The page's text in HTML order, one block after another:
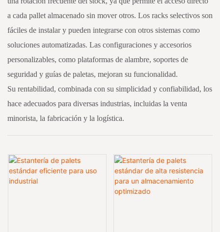
a cada pallet almacenado sin mover otros. Los racks selectivos son
fáciles de instalar y pueden integrarse con otros sistemas como
soluciones automatizadas. Las configuraciones y accesorios
personalizables, como plataformas de alambre, soportes de
seguridad y guías de paletas, mejoran su funcionalidad.
Su rentabilidad, combinada con su simplicidad y confiabilidad, los
hace adecuados para diversas industrias, incluidas la venta
minorista, la fabricación y la logística.